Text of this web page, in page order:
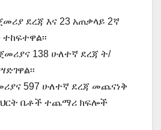
ደረጃ እና 23 አጠቃላይ 2ኛ
138 ሁለተኛ ደረጃ ት/
597 ሁለተኛ ደረጃ መጨናነቅ
ቤቶች ተጨማሪ ክፍሎች